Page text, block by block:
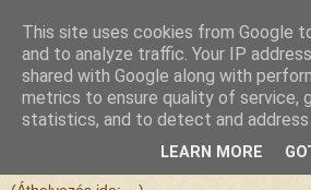
Félix atya
Szeretettel köszöntöm a honlapomra
This site uses cookies from Google
and to analyze traffic. Your IP
shared with Google along with
metrics to ensure quality of service,
statistics, and to detect and address
LEARN MORE